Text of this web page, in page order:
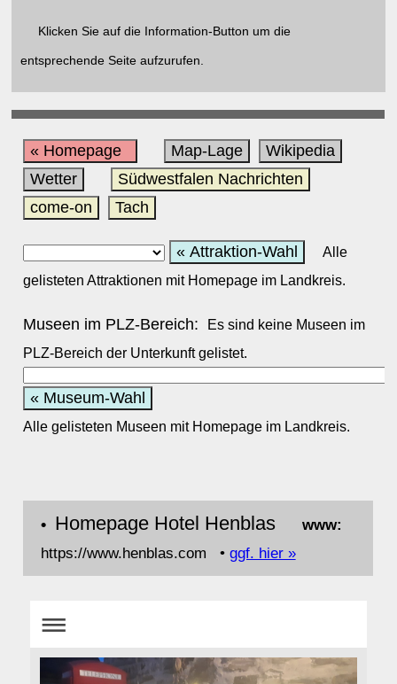
Klicken Sie auf die Information-Button um die
entsprechende Seite aufzurufen.